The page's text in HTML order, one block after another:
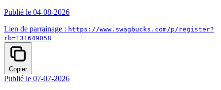
Publié le 04-08-2026
Lien de parrainage : https://www.swagbucks.com/p/register?
rb=131649058
Copier
Publié le 07-07-2026